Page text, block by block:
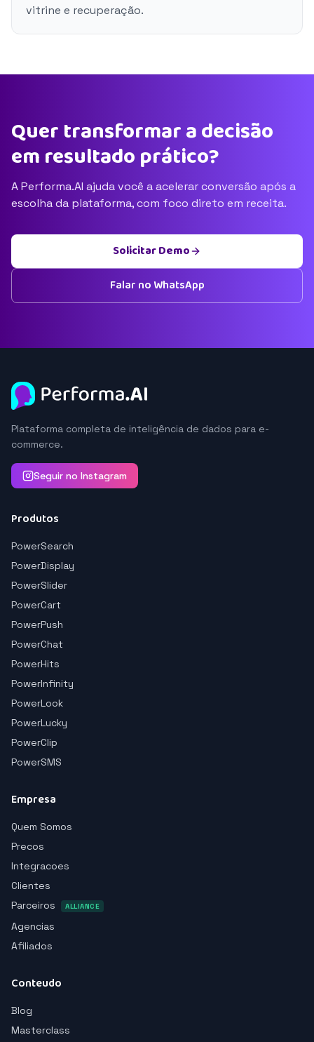
vitrine e recuperação.
Quer transformar a decisão
em resultado prático?
A Performa.AI ajuda você a acelerar conversão após a
escolha da plataforma, com foco direto em receita.
Solicitar Demo
Falar no WhatsApp
Plataforma completa de inteligência de dados para e-
commerce.
Seguir no Instagram
Produtos
PowerSearch
PowerDisplay
PowerSlider
PowerCart
PowerPush
PowerChat
PowerHits
PowerInfinity
PowerLook
PowerLucky
PowerClip
PowerSMS
Empresa
Quem Somos
Precos
Integracoes
Clientes
Parceiros
ALLIANCE
Agencias
Afiliados
Conteudo
Blog
Masterclass